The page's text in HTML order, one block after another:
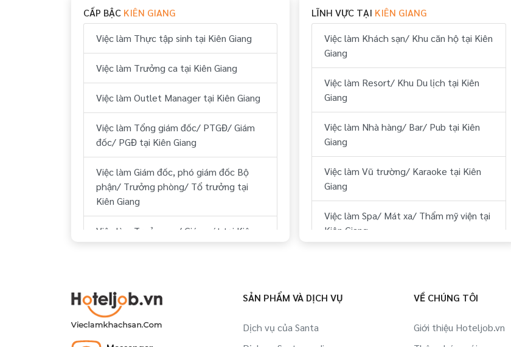
Việc làm Huyện An Biên Kiên Giang
Việc làm Huyện An Minh Kiên Giang
Việc làm Huyện Vĩnh Thuận Kiên Giang
Việc làm Huyện Phú Quốc Kiên Giang
Việc làm Huyện Kiên Hải Kiên Giang
Việc làm Huyện U Minh Thượng Kiên
Giang
Việc làm Huyện Giang Thành Kiên Giang
Việc làm Vui chơi & giải trí tại Kiên Giang
Việc làm Hành chính, nhân sự tại Kiên
Giang
Việc làm Tài chính, kế toán tại Kiên
Giang
Việc làm Kỹ thuật tại Kiên Giang
Việc làm Lái xe tại Kiên Giang
Việc làm Lữ hành/ Du lịch (HDV, ĐH
Tour...) tại Kiên Giang
CẤP BẬC KIÊN GIANG
Việc làm Thực tập sinh tại Kiên Giang
Việc làm Trưởng ca tại Kiên Giang
Việc làm Outlet Manager tại Kiên Giang
Việc làm Tổng giám đốc/ PTGĐ/ Giám
đốc/ PGĐ tại Kiên Giang
Việc làm Giám đốc, phó giám đốc Bộ
phận/ Trưởng phòng/ Tổ trưởng tại
Kiên Giang
Việc làm Trưởng ca/ Giám sát tại Kiên
Việc làm Đào tạo viên tại Kiên Giang
Việc làm Trợ lý, thư ký tại Kiên Giang
LĨNH VỰC TẠI KIÊN GIANG
Việc làm Khách sạn/ Khu căn hộ tại Kiên
Giang
Việc làm Resort/ Khu Du lịch tại Kiên
Giang
Việc làm Nhà hàng/ Bar/ Pub tại Kiên
Giang
Việc làm Vũ trường/ Karaoke tại Kiên
Giang
Việc làm Spa/ Mát xa/ Thẩm mỹ viện tại
Kiên Giang
Việc làm Thể hình/ phòng tập tại Kiên
Giang
Việc làm Công ty Du lịch, lữ hành,
SẢN PHẨM VÀ DỊCH VỤ
Dịch vụ của Santa
VỀ CHÚNG TÔI
Giới thiệu Hoteljob.vn